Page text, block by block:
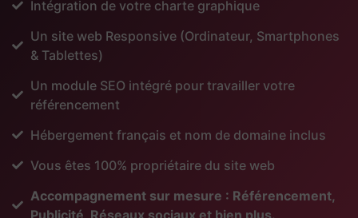
Intégration de votre charte graphique
Un site web Responsive (Ordinateur, Smartphones
& Tablettes)
Un module SEO intégré pour travailler votre
référencement
Hébergement français et nom de domaine inclus
Vous êtes 100% propriétaire du site web
Accompagnement sur mesure : Référencement,
Publicité, Réseaux sociaux et bien plus.